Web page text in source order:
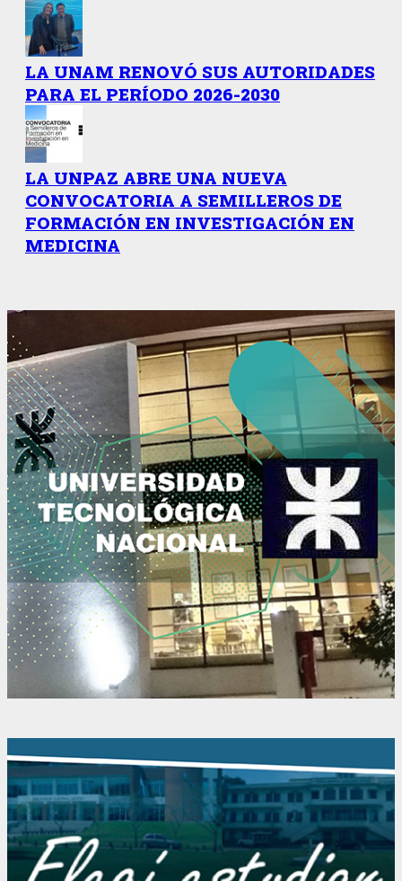
LA UNAM RENOVÓ SUS AUTORIDADES
PARA EL PERÍODO 2026-2030
LA UNPAZ ABRE UNA NUEVA
CONVOCATORIA A SEMILLEROS DE
FORMACIÓN EN INVESTIGACIÓN EN
MEDICINA